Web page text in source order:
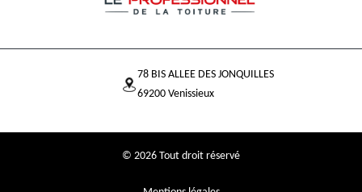
78 BIS ALLEE DES JONQUILLES
69200 Venissieux
© 2026 Tout droit réservé